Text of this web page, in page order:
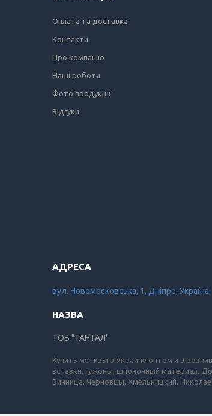
Оплата та доставка
Контакти
Про компанію
Наші роботи
Фото продукції
Відгуки
вул. Новомосковська, 1, Дніпро, Україна
ТОВ "ТАНТАЛ"
Купить метизы в Украине оптом и в
вставки, гужоны, шпоночный материал.
Винница, Черновцы, Хмельницкий,